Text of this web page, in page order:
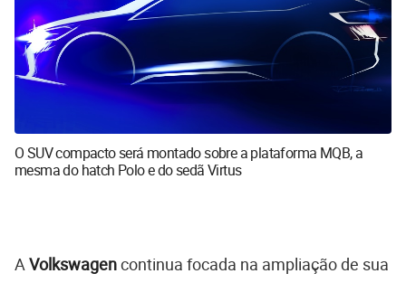
O SUV compacto será montado sobre a plataforma MQB, a
mesma do hatch Polo e do sedã Virtus
AVolkswagencontinua focada na ampliação de sua